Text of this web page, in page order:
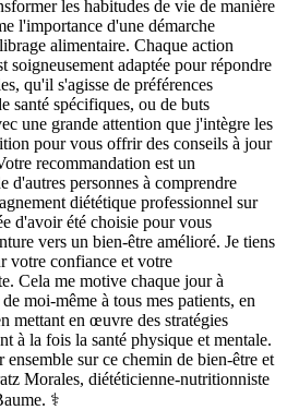
les habitudes de vie de manière
l'importance d'une démarche
alimentaire. Chaque action
soigneusement adaptée pour répondre
qu'il s'agisse de préférences
santé spécifiques, ou de buts
une grande attention que j'intègre les
pour vous offrir des conseils à jour
recommandation est un
d'autres personnes à comprendre
diététique professionnel sur
d'avoir été choisie pour vous
vers un bien-être amélioré. Je tiens
votre confiance et votre
Cela me motive chaque jour à
moi-même à tous mes patients, en
mettant en œuvre des stratégies
à la fois la santé physique et mentale.
sur ce chemin de bien-être et
Morales, diététicienne-nutritionniste
‍⚕️